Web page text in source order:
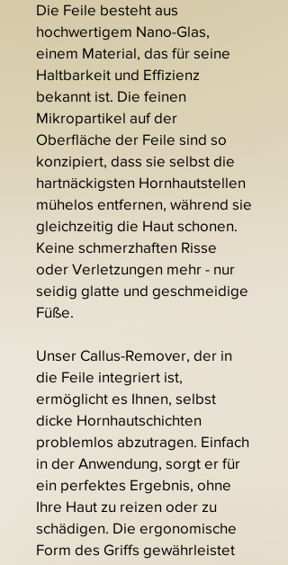
Die Feile besteht aus
hochwertigem Nano-Glas,
einem Material, das für seine
Haltbarkeit und Effizienz
bekannt ist. Die feinen
Mikropartikel auf der
Oberfläche der Feile sind so
konzipiert, dass sie selbst die
hartnäckigsten Hornhautstellen
mühelos entfernen, während sie
gleichzeitig die Haut schonen.
Keine schmerzhaften Risse
oder Verletzungen mehr - nur
seidig glatte und geschmeidige
Füße.
Unser Callus-Remover, der in
die Feile integriert ist,
ermöglicht es Ihnen, selbst
dicke Hornhautschichten
problemlos abzutragen. Einfach
in der Anwendung, sorgt er für
ein perfektes Ergebnis, ohne
Ihre Haut zu reizen oder zu
schädigen. Die ergonomische
Form des Griffs gewährleistet